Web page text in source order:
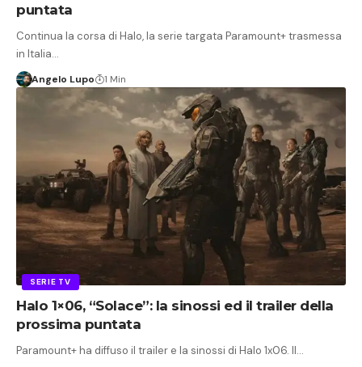
puntata
Continua la corsa di Halo, la serie targata Paramount+ trasmessa
in Italia…
Angelo Lupo 1 Min
SERIE TV
Halo 1×06, “Solace”: la sinossi ed il trailer della
prossima puntata
Paramount+ ha diffuso il trailer e la sinossi di Halo 1x06. Il…